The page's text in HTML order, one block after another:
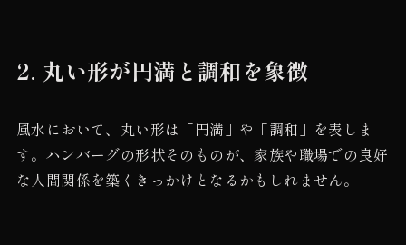
2. 丸い形が円満と調和を象徴
風水において、丸い形は「円満」や「調和」を表しま
す。ハンバーグの形状そのものが、家族や職場での良好
な人間関係を築くきっかけとなるかもしれません。